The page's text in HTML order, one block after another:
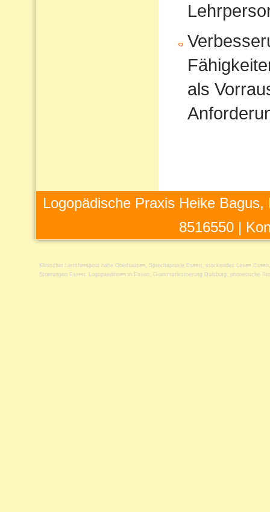
als
Logopädische Praxis Heike
8516550 |
Klinischer Lerntherapeut nahe Oberhausen , Sprechapraxie Essen , stockendes Lesen Essen
Stoerungen Essen , Logopaedinnen in Essen , Grammatikstoerung Duisburg , phonetische